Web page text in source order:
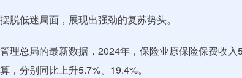
脱低迷局面，展现出强劲的复苏势头。
理总局的最新数据，2024年，保险业原保险保费收
，分别同比上升5.7%、19.4%。